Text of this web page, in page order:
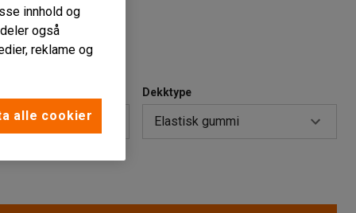
gavlplater
Dekktype
Elastisk gummi
innhold og
også
reklame og
alle cookier